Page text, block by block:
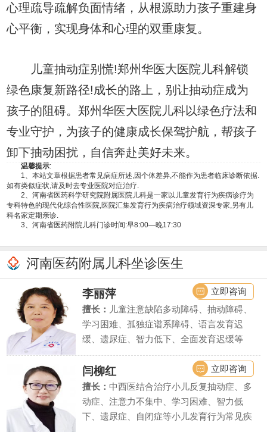
心理疏导疏解负面情绪，从根源助力孩子重建身
心平衡，实现身体和心理的双重康复。
儿童抽动症别慌!郑州华医大医院儿科解锁
绿色康复新路径!成长的路上，别让抽动症成为
孩子的阻碍。郑州华医大医院儿科以绿色疗法和
专业守护，为孩子的健康成长保驾护航，帮孩子
卸下抽动困扰，自信奔赴美好未来。
温馨提示:
1、本站文章根据患者常见病症所述,因个体差异,不能作为患者临床诊断依据.
如有类似症状,请及时去专业医院对症治疗.
2、河南省医药科学研究院附属医院儿科是一家以儿童发育行为疾病诊疗为
专科特色的现代化综合性医院,医院汇集发育行为疾病治疗领域资深专家,另有儿
科名家定期亲诊.
3、河南省医药附院儿科门诊时间:早8:00—晚17:30
河南医药附属儿科坐诊医生
李丽萍
擅长： 儿童注意缺陷多动障碍、抽动障碍、
学习困难、孤独症谱系障碍、语言发育迟
缓、遗尿症、智力低下、全面发育迟缓等
立即咨询
闫柳红
擅长： 中西医结合治疗小儿反复抽动症、多
动症、注意力不集中、学习困难、智力低
下、遗尿症、自闭症等小儿发育行为常见疾
立即咨询